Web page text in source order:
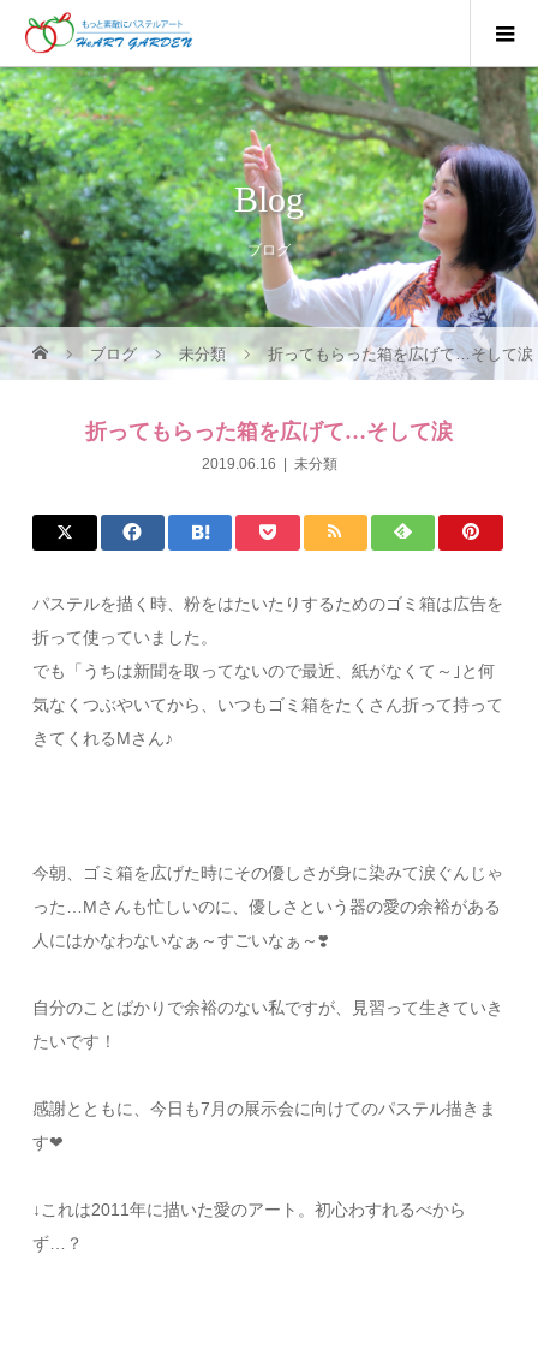
Blog
ブログ
ブログ 未分類 折ってもらった箱を広げて…そして涙
折ってもらった箱を広げて…そして涙
2019.06.16 未分類
パステルを描く時、粉をはたいたりするためのゴミ箱は広告を
折って使っていました。
でも「うちは新聞を取ってないので最近、紙がなくて～｣と何
気なくつぶやいてから、いつもゴミ箱をたくさん折って持って
きてくれるMさん♪
今朝、ゴミ箱を広げた時にその優しさが身に染みて涙ぐんじゃ
った…Mさんも忙しいのに、優しさという器の愛の余裕がある
人にはかなわないなぁ～すごいなぁ～❣️
自分のことばかりで余裕のない私ですが、見習って生きていき
たいです！
感謝とともに、今日も7月の展示会に向けてのパステル描きま
す❤
↓これは2011年に描いた愛のアート。初心わすれるべから
ず…？